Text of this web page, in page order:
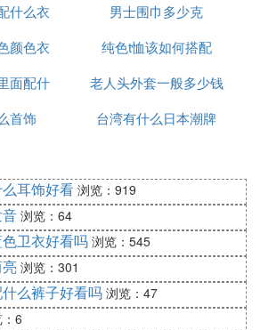
什么衣
男士围巾多少克
颜色衣
纯色t恤该如何搭配
面配什
老人头外套一般多少钱
首饰
台湾有什么日本潮牌
耳饰好看 浏览：919
浏览：64
卫衣好看吗 浏览：545
浏览：301
么裤子好看吗 浏览：47
6